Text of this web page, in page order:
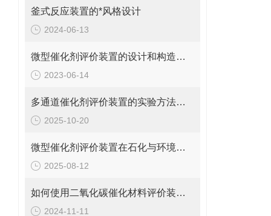
釜式反应装置的*风格设计
2024-06-13
微型催化剂评价装置的设计和构造需要考虑多个因素
2023-06-14
多通道催化剂评价装置的实验方法与操作技巧分析
2025-10-20
微型催化剂评价装置在石化与环境保护中的应用
2025-08-12
如何使用二氧化碳催化材料评价装置进行催化性能测试？
2024-11-11